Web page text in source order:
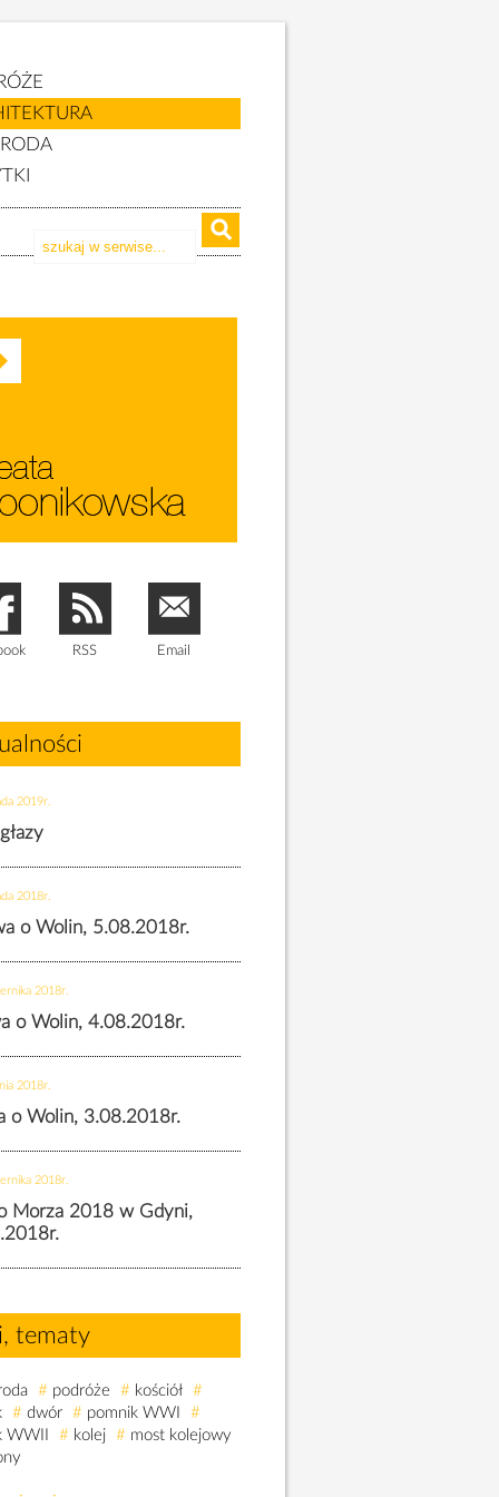
RSS Email
2019r.
2018r.
o Wolin, 5.08.2018r.
2018r.
o Wolin, 4.08.2018r.
2018r.
o Wolin, 3.08.2018r.
2018r.
Morza 2018 w Gdyni,
tematy
# podróże # kościół #
# dwór # pomnik WWI
#
WWII
# kolej # most kolejowy